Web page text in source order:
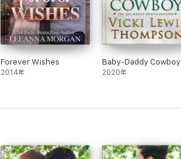
Forever Wishes
2014年
Baby-Daddy Cowboy
2020年